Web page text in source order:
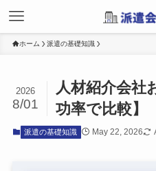
ホーム 派遣の基礎知識
人材紹介会社
功率で比較】
2026
8/01
派遣の基礎知識 May 22, 2026